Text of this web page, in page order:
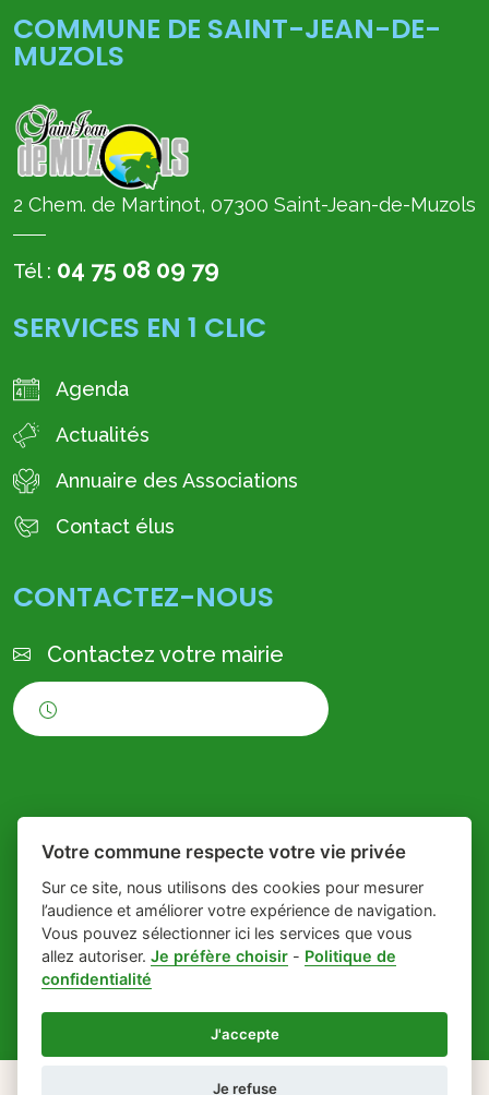
COMMUNE DE SAINT-JEAN-DE-
MUZOLS
2 Chem. de Martinot, 07300 Saint-Jean-de-Muzols
Tél : 04 75 08 09 79
SERVICES EN 1 CLIC
Agenda
Actualités
Annuaire des Associations
Contact élus
CONTACTEZ-NOUS
Contactez votre mairie
Place du village la solution
web et appli des
collectivités
- Commune de
Saint-Jean-de-
-
Gestion des cookies
Votre commune respecte votre vie privée
Sur ce site, nous utilisons des cookies pour mesurer
l’audience et améliorer votre expérience de navigation.
Vous pouvez sélectionner ici les services que vous
allez autoriser.Je préfère choisir - Politique de
confidentialité
J'accepte
Je refuse